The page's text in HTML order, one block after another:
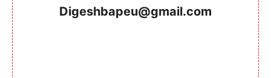
Digeshbapeu@gmail.com